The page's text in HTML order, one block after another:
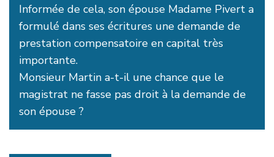
Informée de cela, son épouse Madame Pivert a
formulé dans ses écritures une demande de
prestation compensatoire en capital très
importante.
Monsieur Martin a-t-il une chance que le
magistrat ne fasse pas droit à la demande de
son épouse ?